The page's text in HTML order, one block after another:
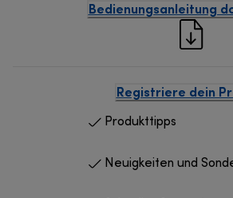
Bedienungsanleitung
Registriere dein
Produkttipps
Neuigkeiten und